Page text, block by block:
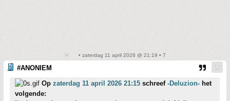
• zaterdag 11 april 2026 @ 21:19 • 7
#ANONIEM
Op zaterdag 11 april 2026 21:15 schreef -Deluzion- het
volgende: